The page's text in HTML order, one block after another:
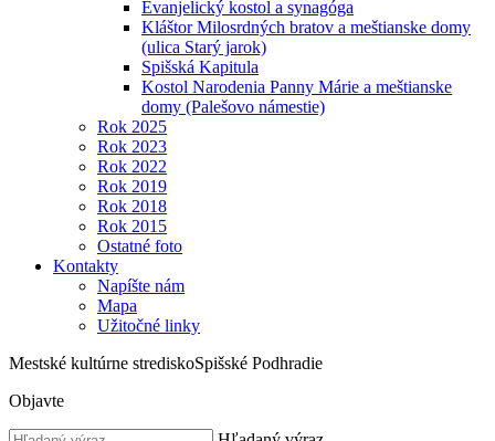
Evanjelický kostol a synagóga
Kláštor Milosrdných bratov a meštianske domy
(ulica Starý jarok)
Spišská Kapitula
Kostol Narodenia Panny Márie a meštianske
domy (Palešovo námestie)
Rok 2025
Rok 2023
Rok 2022
Rok 2019
Rok 2018
Rok 2015
Ostatné foto
Kontakty
Napíšte nám
Mapa
Užitočné linky
Mestské kultúrne strediskoSpišské Podhradie
Objavte